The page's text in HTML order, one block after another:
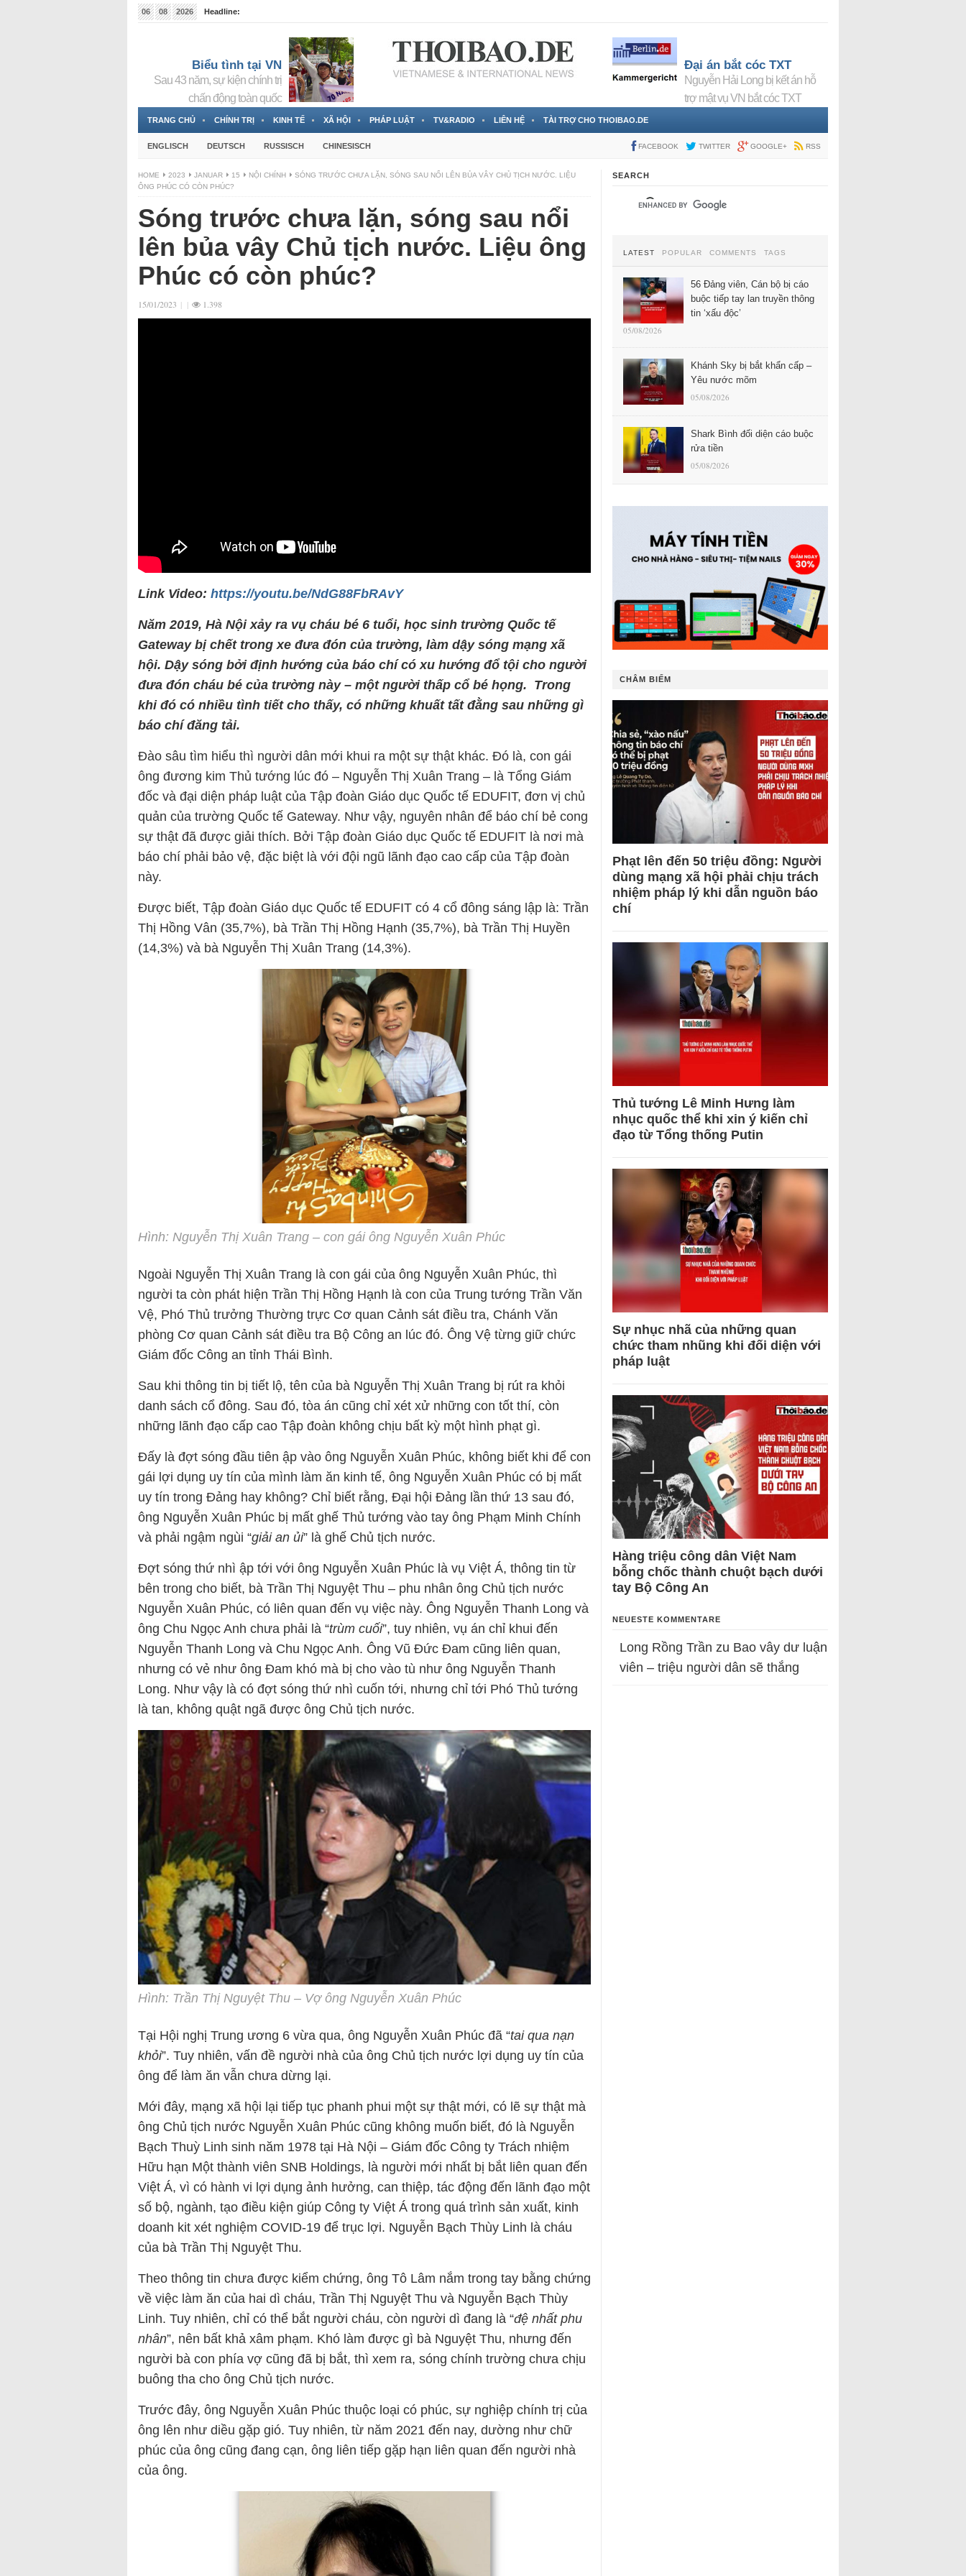
06 08 2026
Headline:
Biểu tình tại VN
Sau 43 năm, sự kiện chính trị
chấn động toàn quốc
Đại án bắt cóc TXT
Nguyễn Hải Long bị kết án hỗ
trợ mật vụ VN bắt cóc TXT
TRANG CHỦ CHÍNH TRỊ KINH TẾ XÃ HỘI PHÁP LUẬT TV&RADIO LIÊN HỆ TÀI TRỢ CHO THOIBAO.DE
ENGLISCH DEUTSCH RUSSISCH CHINESISCH FACEBOOK TWITTER GOOGLE+ RSS
HOME 2023 JANUAR 15 NỘI CHÍNH
SÓNG TRƯỚC CHƯA LẶN, SÓNG SAU NỔI LÊN BỦA VÂY CHỦ TỊCH NƯỚC. LIỆU
ÔNG PHÚC CÓ CÒN PHÚC?
Sóng trước chưa lặn, sóng sau nổi
lên bủa vây Chủ tịch nước. Liệu ông
Phúc có còn phúc?
15/01/2023 | | 1.398
Link Video: https://youtu.be/NdG88FbRAvY
Năm 2019, Hà Nội xảy ra vụ cháu bé 6 tuổi, học sinh trường Quốc tế
Gateway bị chết trong xe đưa đón của trường, làm dậy sóng mạng xã
hội. Dậy sóng bởi định hướng của báo chí có xu hướng đổ tội cho người
đưa đón cháu bé của trường này – một người thấp cổ bé họng. Trong
khi đó có nhiều tình tiết cho thấy, có những khuất tất đằng sau những gì
báo chí đăng tải.
Đào sâu tìm hiểu thì người dân mới khui ra một sự thật khác. Đó là, con gái
ông đương kim Thủ tướng lúc đó – Nguyễn Thị Xuân Trang – là Tổng Giám
đốc và đại diện pháp luật của Tập đoàn Giáo dục Quốc tế EDUFIT, đơn vị chủ
quản của trường Quốc tế Gateway. Như vậy, nguyên nhân để báo chí bẻ cong
sự thật đã được giải thích. Bởi Tập đoàn Giáo dục Quốc tế EDUFIT là nơi mà
báo chí phải bảo vệ, đặc biệt là với đội ngũ lãnh đạo cao cấp của Tập đoàn
này.
Được biết, Tập đoàn Giáo dục Quốc tế EDUFIT có 4 cổ đông sáng lập là: Trần
Thị Hồng Vân (35,7%), bà Trần Thị Hồng Hạnh (35,7%), bà Trần Thị Huyền
(14,3%) và bà Nguyễn Thị Xuân Trang (14,3%).
Hình: Nguyễn Thị Xuân Trang – con gái ông Nguyễn Xuân Phúc
Ngoài Nguyễn Thị Xuân Trang là con gái của ông Nguyễn Xuân Phúc, thì
người ta còn phát hiện Trần Thị Hồng Hạnh là con của Trung tướng Trần Văn
Vệ, Phó Thủ trưởng Thường trực Cơ quan Cảnh sát điều tra, Chánh Văn
phòng Cơ quan Cảnh sát điều tra Bộ Công an lúc đó. Ông Vệ từng giữ chức
Giám đốc Công an tỉnh Thái Bình.
Sau khi thông tin bị tiết lộ, tên của bà Nguyễn Thị Xuân Trang bị rút ra khỏi
danh sách cổ đông. Sau đó, tòa án cũng chỉ xét xử những con tốt thí, còn
những lãnh đạo cấp cao Tập đoàn không chịu bất kỳ một hình phạt gì.
Đấy là đợt sóng đầu tiên ập vào ông Nguyễn Xuân Phúc, không biết khi để con
gái lợi dụng uy tín của mình làm ăn kinh tế, ông Nguyễn Xuân Phúc có bị mất
uy tín trong Đảng hay không? Chỉ biết rằng, Đại hội Đảng lần thứ 13 sau đó,
ông Nguyễn Xuân Phúc bị mất ghế Thủ tướng vào tay ông Phạm Minh Chính
và phải ngậm ngùi “giải an ủi” là ghế Chủ tịch nước.
Đợt sóng thứ nhì ập tới với ông Nguyễn Xuân Phúc là vụ Việt Á, thông tin từ
bên trong cho biết, bà Trần Thị Nguyệt Thu – phu nhân ông Chủ tịch nước
Nguyễn Xuân Phúc, có liên quan đến vụ việc này. Ông Nguyễn Thanh Long và
ông Chu Ngọc Anh chưa phải là “trùm cuối”, tuy nhiên, vụ án chỉ khui đến
Nguyễn Thanh Long và Chu Ngọc Anh. Ông Vũ Đức Đam cũng liên quan,
nhưng có vẻ như ông Đam khó mà bị cho vào tù như ông Nguyễn Thanh
Long. Như vậy là có đợt sóng thứ nhì cuốn tới, nhưng chỉ tới Phó Thủ tướng
là tan, không quật ngã được ông Chủ tịch nước.
Hình: Trần Thị Nguyệt Thu – Vợ ông Nguyễn Xuân Phúc
Tại Hội nghị Trung ương 6 vừa qua, ông Nguyễn Xuân Phúc đã “tai qua nạn
khỏi”. Tuy nhiên, vấn đề người nhà của ông Chủ tịch nước lợi dụng uy tín của
ông để làm ăn vẫn chưa dừng lại.
Mới đây, mạng xã hội lại tiếp tục phanh phui một sự thật mới, có lẽ sự thật mà
ông Chủ tịch nước Nguyễn Xuân Phúc cũng không muốn biết, đó là Nguyễn
Bạch Thuỳ Linh sinh năm 1978 tại Hà Nội – Giám đốc Công ty Trách nhiệm
Hữu hạn Một thành viên SNB Holdings, là người mới nhất bị bắt liên quan đến
Việt Á, vì có hành vi lợi dụng ảnh hưởng, can thiệp, tác động đến lãnh đạo một
số bộ, ngành, tạo điều kiện giúp Công ty Việt Á trong quá trình sản xuất, kinh
doanh kit xét nghiệm COVID-19 để trục lợi. Nguyễn Bạch Thùy Linh là cháu
của bà Trần Thị Nguyệt Thu.
Theo thông tin chưa được kiểm chứng, ông Tô Lâm nắm trong tay bằng chứng
về việc làm ăn của hai dì cháu, Trần Thị Nguyệt Thu và Nguyễn Bạch Thùy
Linh. Tuy nhiên, chỉ có thể bắt người cháu, còn người dì đang là “đệ nhất phu
nhân”, nên bất khả xâm phạm. Khó làm được gì bà Nguyệt Thu, nhưng đến
người bà con phía vợ cũng đã bị bắt, thì xem ra, sóng chính trường chưa chịu
buông tha cho ông Chủ tịch nước.
Trước đây, ông Nguyễn Xuân Phúc thuộc loại có phúc, sự nghiệp chính trị của
ông lên như diều gặp gió. Tuy nhiên, từ năm 2021 đến nay, dường như chữ
phúc của ông cũng đang cạn, ông liên tiếp gặp hạn liên quan đến người nhà
của ông.
SEARCH
LATEST POPULAR COMMENTS TAGS
56 Đảng viên, Cán bộ bị cáo
buộc tiếp tay lan truyền thông
tin ‘xấu độc’
05/08/2026
Khánh Sky bị bắt khẩn cấp –
Yêu nước mõm
05/08/2026
Shark Bình đối diện cáo buộc
rửa tiền
05/08/2026
CHÂM BIẾM
Phạt lên đến 50 triệu đồng: Người
dùng mạng xã hội phải chịu trách
nhiệm pháp lý khi dẫn nguồn báo
chí
Thủ tướng Lê Minh Hưng làm
nhục quốc thể khi xin ý kiến chỉ
đạo từ Tổng thống Putin
Sự nhục nhã của những quan
chức tham nhũng khi đối diện với
pháp luật
Hàng triệu công dân Việt Nam
bỗng chốc thành chuột bạch dưới
tay Bộ Công An
NEUESTE KOMMENTARE
Long Rồng Trần zu Bao vây dư luận
viên – triệu người dân sẽ thắng